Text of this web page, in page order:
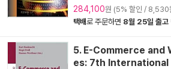
284,100원 (5% 할인 / 8,530
택배로 주문하면 8월 25일 출고
5. E-Commerce and
es: 7th International